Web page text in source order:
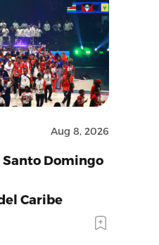
Aug 8, 2026
Santo Domingo
Caribe